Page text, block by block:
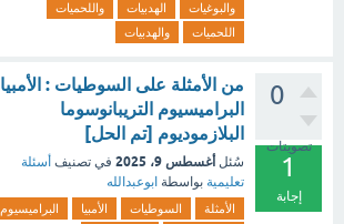
والبوغيات
الهدبيات
واللحميات
اللحميات
والهدبيات
0
تصويتات
1
إجابة
من الأمثلة على السوطيات : الأمبيا
البراميسيوم التريبانوسوما
البلازموديوم [تم الحل]
سُئل أغسطس 9، 2025 في تصنيف أسئلة
تعليمية بواسطة ابوعبدالله
الأمثلة السوطيات الأمبيا
البراميسيوم